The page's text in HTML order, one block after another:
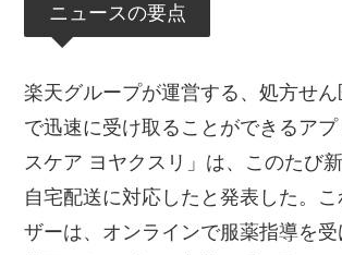
ニュースの要点
楽天グループが運営する、処方せ
で迅速に受け取ることができるア
スケア ヨヤクスリ」は、このたび
自宅配送に対応したと発表した。
ザーは、オンラインで服薬指導を受